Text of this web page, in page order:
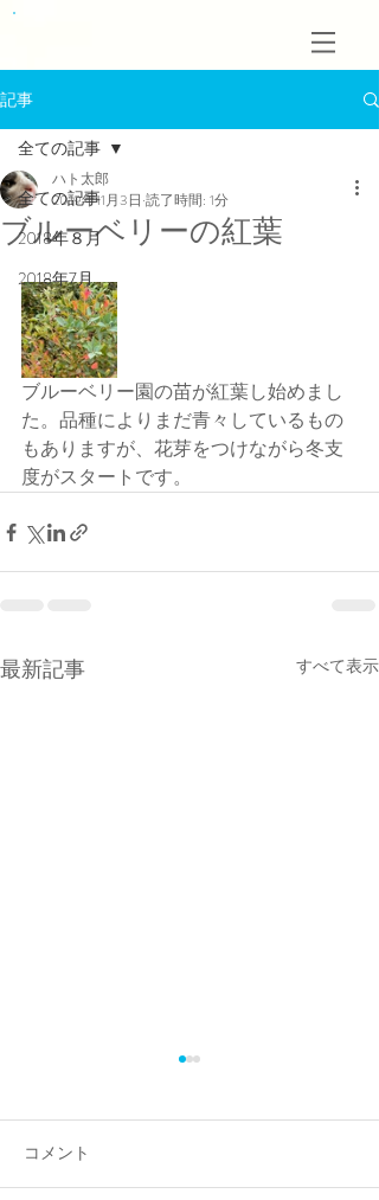
記事
全ての記事
2018年８月
2018年7月
全ての記事
ブルーベリーの紅葉
ハト太郎
2019年11月3日 読了時間: 1分
ブルーベリー園の苗が紅葉し始めまし
た。品種によりまだ青々しているもの
もありますが、花芽をつけながら冬支
度がスタートです。
最新記事 すべて表示
コメント